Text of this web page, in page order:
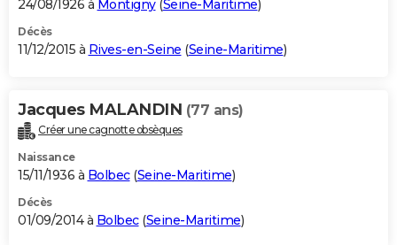
24/08/1926 à Montigny(Seine-Maritime)
Décès
11/12/2015 à Rives-en-Seine (Seine-Maritime)
Jacques MALANDIN (77 ans)
Créer une cagnotte obsèques
Naissance
15/11/1936 à Bolbec(Seine-Maritime)
Décès
01/09/2014 à Bolbec(Seine-Maritime)